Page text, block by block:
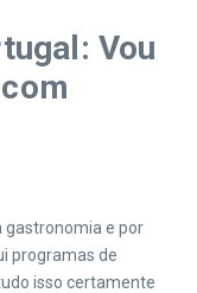
Vou
gastronomia e por
programas de
isso certamente